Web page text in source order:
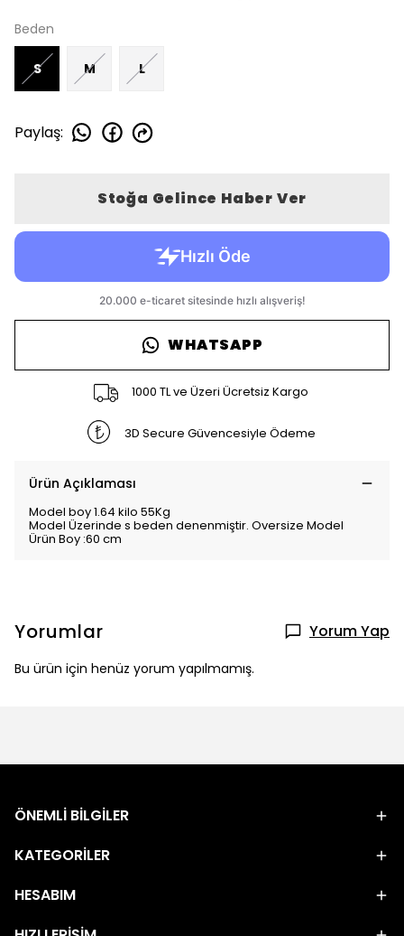
Beden
S M L
Paylaş:
Stoğa Gelince Haber Ver
WHATSAPP
1000 TL ve Üzeri Ücretsiz Kargo
3D Secure Güvencesiyle Ödeme
Ürün Açıklaması
Model boy 1.64 kilo 55Kg
Model Üzerinde s beden denenmiştir. Oversize Model
Ürün Boy :60 cm
Yorumlar Yorum Yap
Bu ürün için henüz yorum yapılmamış.
ÖNEMLİ BİLGİLER
KATEGORİLER
HESABIM